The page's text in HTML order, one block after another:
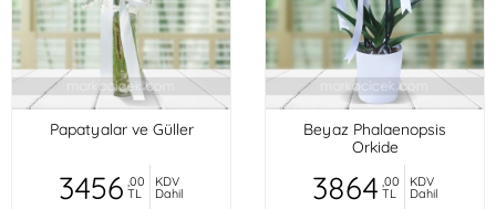
Papatyalar ve Güller
3456 ,00
TL
KDV
Dahil
Beyaz Phalaenopsis
Orkide
3864 ,00
TL
KDV
Dahil